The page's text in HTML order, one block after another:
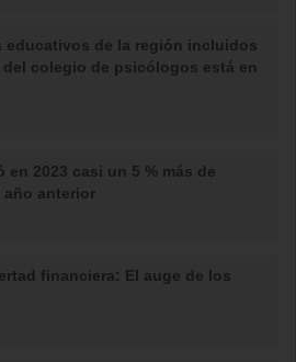
educativos de la región incluidos
del colegio de psicólogos está en
2023 casi un 5 % más de
anterior
financiera: El auge de los